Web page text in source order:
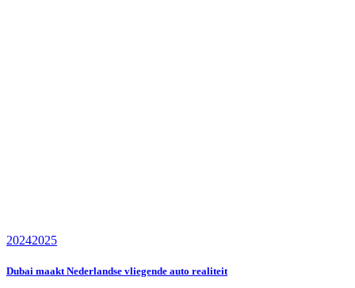
20242025
Dubai maakt Nederlandse vliegende auto realiteit